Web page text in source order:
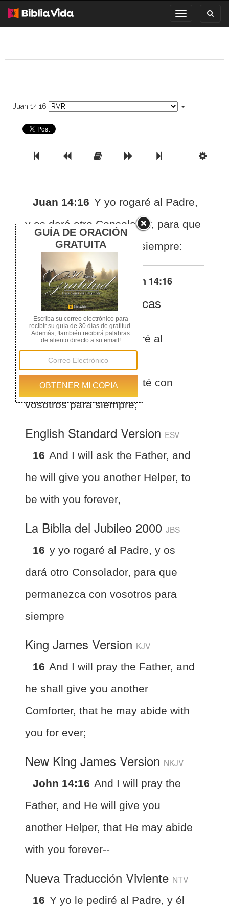
Toggle
navigation
Juan 14:16
Previous BookPrevious Chapter
Read the Full Chapter
Next Chapter
Next Book
Juan 14:16 Y yo rogaré al Padre,
y os dará otro Consolador, para que
esté con vosotros para siempre:
Otras traducciones de Juan 14:16
La Biblia de las Américas
(Español)BLA
Juan 14:16 Y yo rogaré al
Padre, y El os dará otro
Consolador para que esté con
vosotros para siempre;
English Standard Version ESV
16 And I will ask the Father, and
he will give you another Helper, to
be with you forever,
La Biblia del Jubileo 2000 JBS
16 y yo rogaré al Padre, y os
dará otro Consolador, para que
permanezca con vosotros para
siempre
King James Version KJV
16 And I will pray the Father, and
he shall give you another
Comforter, that he may abide with
you for ever;
New King James Version NKJV
John 14:16 And I will pray the
Father, and He will give you
another Helper, that He may abide
with you forever--
Nueva Traducción Viviente NTV
16 Y yo le pediré al Padre, y él